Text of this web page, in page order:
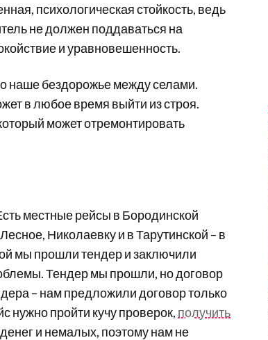
психологическая стойкость, ведь
не должен поддаваться на
и уравновешенность.
наше бездорожье между селами.
в любое время выйти из строя.
может отремонтировать
местные рейсы в Бородинской
Николаевку и в Тарутинской – в
мы прошли тендер и заключили
Тендер мы прошли, но договор
– нам предложили договор только
нужно пройти кучу проверок, получить
и немалых, поэтому нам не